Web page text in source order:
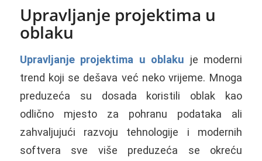
Upravljanje projektima u
oblaku
Upravljanje projektima u oblaku je moderni
trend koji se dešava već neko vrijeme. Mnoga
preduzeća su dosada koristili oblak kao
odlično mjesto za pohranu podataka ali
zahvaljujući razvoju tehnologije i modernih
softvera sve više preduzeća se okreću